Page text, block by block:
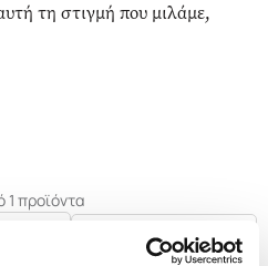
τη στιγμή που μιλάμε,
1 προϊόντα
Δημοτικότητα